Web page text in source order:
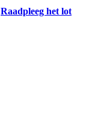
Raadpleeg het lot